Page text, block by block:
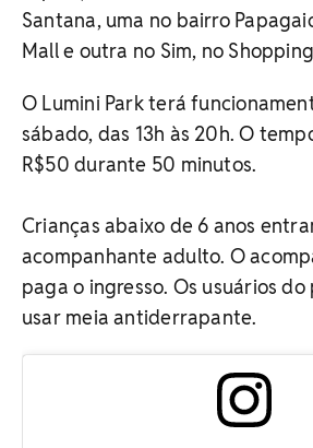
Santana, uma no bairro
Mall e outra no Sim, no
O Lumini Park terá
sábado, das 13h às 20h. O
R$50 durante 50 minutos.
Crianças abaixo de 6 anos
acompanhante adulto. O
paga o ingresso. Os usuários
usar meia antiderrapante.